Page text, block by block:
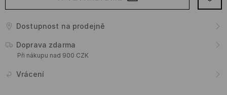
Dostupnost na prodejně
Doprava zdarma
Při nákupu nad 900 CZK
Vrácení